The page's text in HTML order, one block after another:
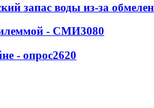
запас воды из-за
- СМИ3080
- опрос2620